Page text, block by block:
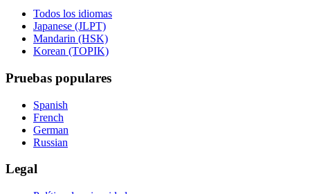
Todos los idiomas
Japanese (JLPT)
Mandarin (HSK)
Korean (TOPIK)
Pruebas populares
Spanish
French
German
Russian
Legal